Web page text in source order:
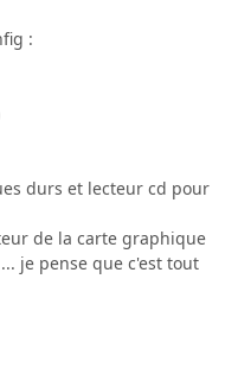
:
durs et lecteur cd pour
de la carte graphique
je pense que c'est tout